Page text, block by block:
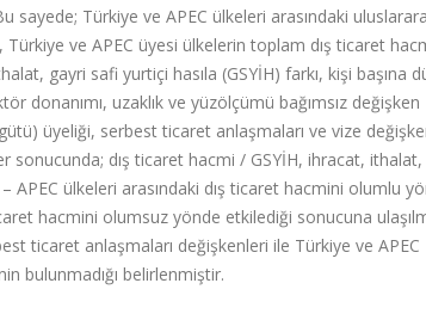
Türkiye ve APEC ülkeleri arasındaki
ve APEC üyesi ülkelerin toplam dış ticaret
gayri safi yurtiçi hasıla (GSYİH) farkı, kişi başına
donanımı, uzaklık ve yüzölçümü bağımsız değişken
üyeliği, serbest ticaret anlaşmaları ve vize
sonucunda; dış ticaret hacmi / GSYİH, ihracat,
ülkeleri arasındaki dış ticaret hacmini olumlu
hacmini olumsuz yönde etkilediği sonucuna
ticaret anlaşmaları değişkenleri ile Türkiye ve APEC
bulunmadığı belirlenmiştir.